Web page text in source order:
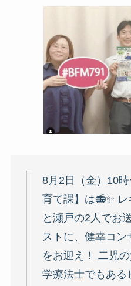
8月2日（金）10
育て課】は📻️✨
と瀬戸の2人でお
ストに、健幸コ
をお迎え！ 二児
学療法士でもある